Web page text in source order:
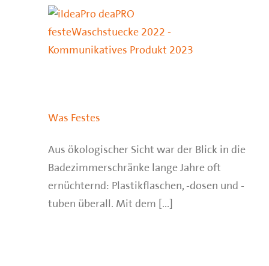
Was Festes
Aus ökologischer Sicht war der Blick in die
Badezimmerschränke lange Jahre oft
ernüchternd: Plastikflaschen, -dosen und -
tuben überall. Mit dem [...]